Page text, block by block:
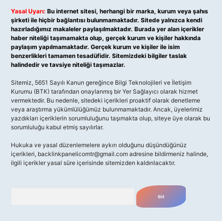
Yasal Uyarı: Bu internet sitesi, herhangi bir marka, kurum veya şahıs
şirketi ile hiçbir bağlantısı bulunmamaktadır. Sitede yalnızca kendi
hazırladığımız makaleler paylaşılmaktadır. Burada yer alan içerikler
haber niteliği taşımamakta olup, gerçek kurum ve kişiler hakkında
paylaşım yapılmamaktadır. Gerçek kurum ve kişiler ile isim
benzerlikleri tamamen tesadüfidir. Sitemizdeki bilgiler taslak
halindedir ve tavsiye niteliği taşımazlar.
Sitemiz, 5651 Sayılı Kanun gereğince Bilgi Teknolojileri ve İletişim
Kurumu (BTK) tarafından onaylanmış bir Yer Sağlayıcı olarak hizmet
vermektedir. Bu nedenle, sitedeki içerikleri proaktif olarak denetleme
veya araştırma yükümlülüğümüz bulunmamaktadır. Ancak, üyelerimiz
yazdıkları içeriklerin sorumluluğunu taşımakta olup, siteye üye olarak bu
sorumluluğu kabul etmiş sayılırlar.
Hukuka ve yasal düzenlemelere aykırı olduğunu düşündüğünüz
içerikleri, backlinkpanelicomtr@gmail.com adresine bildirmeniz halinde,
ilgili içerikler yasal süre içerisinde sitemizden kaldırılacaktır.